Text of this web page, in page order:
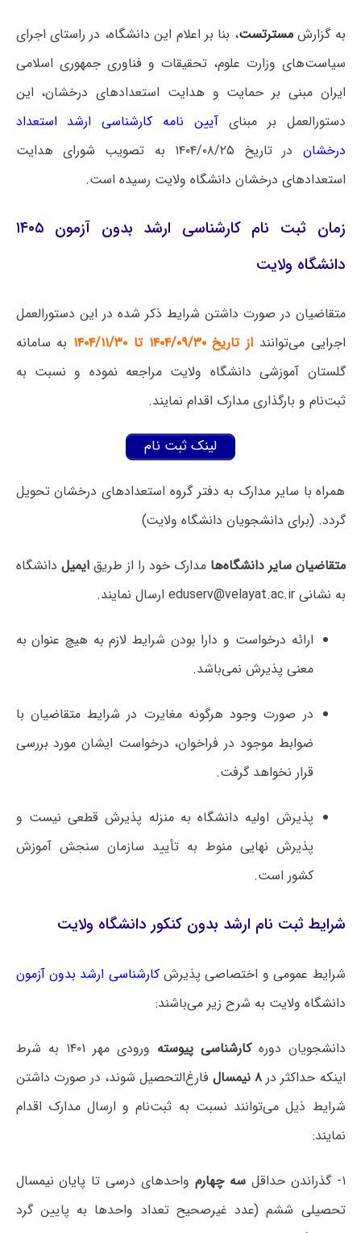
به گزارشمسترتست، بنا بر اعلام این دانشگاه، در راستای اجرای
سیاست‌های وزارت علوم، تحقیقات و فناوری جمهوری اسلامی
ایران مبنی بر حمایت و هدایت استعدادهای درخشان، این
دستورالعمل بر مبنایآیین نامه کارشناسی ارشد استعداد
درخشان
در تاریخ ۱۴۰۴/۰۸/۲۵ به تصویب شورای هدایت
استعدادهای درخشان دانشگاه ولایت رسیده است.
زمان ثبت نام کارشناسی ارشد بدون آزمون ۱۴۰۵
دانشگاه ولایت
متقاضیان در صورت داشتن شرایط ذکر شده در این دستورالعمل
اجرایی می‌توانند از تاریخ ۱۴۰۴/۰۹/۳۰ تا ۱۴۰۴/۱۱/۳۰
به سامانه
گلستان آموزشی دانشگاه ولایت مراجعه نموده و نسبت به
ثبت‌نام و بارگذاری مدارک اقدام نمایند.
لینک ثبت نام
همراه با سایر مدارک به دفتر گروه استعدادهای درخشان تحویل
گردد. (برای دانشجویان دانشگاه ولایت)
متقاضیان سایر دانشگاه‌ها مدارک خود را از طریقایمیل دانشگاه
به نشانی eduserv@velayat.ac.ir ارسال نمایند.
ارائه درخواست و دارا بودن شرایط لازم به هیچ عنوان به
معنی پذیرش نمی‌باشد.
در صورت وجود هرگونه مغایرت در شرایط متقاضیان با
ضوابط موجود در فراخوان، درخواست ایشان مورد بررسی
قرار نخواهد گرفت.
پذیرش اولیه دانشگاه به منزله پذیرش قطعی نیست و
پذیرش نهایی منوط به تأیید سازمان سنجش آموزش
کشور است.
شرایط ثبت نام ارشد بدون کنکور دانشگاه ولایت
شرایط عمومی و اختصاصی پذیرشکارشناسی ارشد بدون آزمون
دانشگاه ‌ولایت به شرح زیر می‌باشند:
دانشجویان دوره کارشناسی پیوسته
ورودی مهر ۱۴۰۱ به شرط
اینکه حداکثر در۸ نیمسال
فارغ‌التحصیل شوند، در صورت داشتن
شرایط ذیل می‌توانند نسبت به ثبت‌نام و ارسال مدارک اقدام
نمایند:
۱- گذراندن حداقل سه چهارم واحدهای درسی تا پایان نیمسال
تحصیلی ششم (عدد غیرصحیح تعداد واحدها به پایین گرد